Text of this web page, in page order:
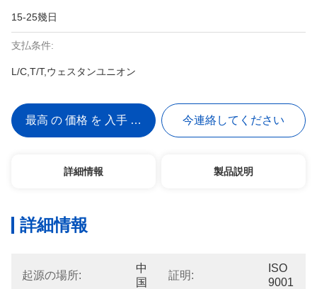
15-25幾日
支払条件:
L/C,T/T,ウェスタンユニオン
最高 の 価格 を 入手 する 今連絡してください
詳細情報 製品説明
詳細情報
起源の場所:
中
国
証明:
ISO
9001